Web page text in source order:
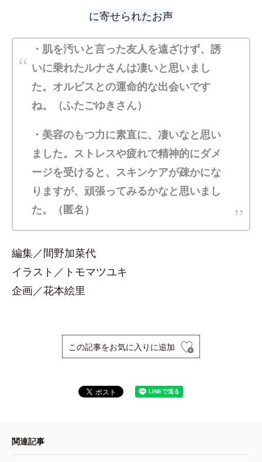
に寄せられたお声
・肌を汚いと言った友人を遠ざけず、誘
いに乗れたルナさんは凄いと思いまし
た。オルビスとの運命的な出会いです
ね。（ふたごゆきさん）
・美容のもつ力に素直に、凄いなと思い
ました。ストレスや疲れで精神的にダメ
ージを受けると、スキンケアが疎かにな
りますが、頑張ってみるかなと思いまし
た。（匿名）
編集／間野加菜代
イラスト／トモマツユキ
企画／花本絵里
この記事をお気に入りに追加
関連記事